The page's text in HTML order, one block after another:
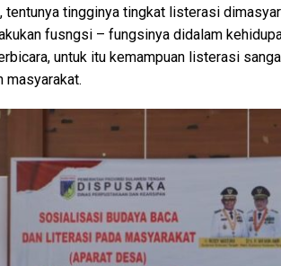
tentunya tingginya tingkat listerasi
fusngsi – fungsinya didalam
untuk itu kemampuan listerasi
masyarakat.